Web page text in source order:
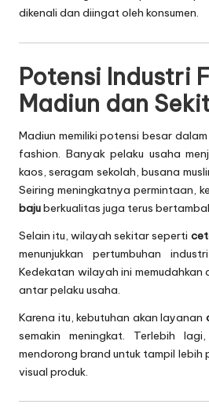
dikenali dan diingat oleh konsumen.
Potensi Industri
Madiun dan
Madiun memiliki potensi besar
fashion. Banyak pelaku usaha
kaos, seragam sekolah, busana
Seiring meningkatnya permintaan,
bajuberkualitas juga terus
Selain itu, wilayah sekitar seperti
menunjukkan pertumbuhan
Kedekatan wilayah ini memudahkan
antar pelaku usaha.
Karena itu, kebutuhan akan layanan
semakin meningkat. Terlebih
mendorong brand untuk tampil lebih
visual produk.